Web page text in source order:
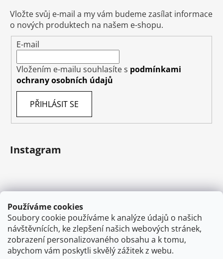
Používáme cookies
Soubory cookie používáme k analýze údajů o našich
návštěvnících, ke zlepšení našich webových stránek,
zobrazení personalizovaného obsahu a k tomu,
abychom vám poskytli skvělý zážitek z webu.
Vložte svůj e-mail a my vám budeme zasílat informace
o nových produktech na našem e-shopu.
E-mail
Vložením e-mailu souhlasíte s podmínkami
ochrany osobních údajů
PŘIHLÁSIT SE
Instagram
Sledovat na Instagramu